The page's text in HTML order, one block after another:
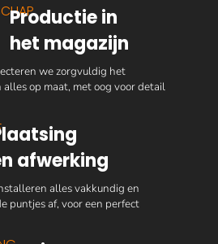
Productie in
het magazijn
we zorgvuldig het
alles op maat, met oog voor detail
afwerking
alles vakkundig en
puntjes af, voor een perfect